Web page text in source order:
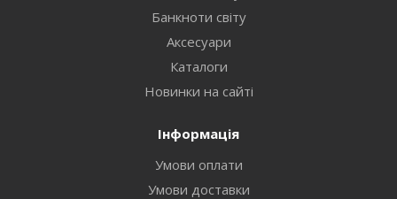
Банкноти світу
Аксесуари
Каталоги
Новинки на сайті
Інформація
Умови оплати
Умови доставки